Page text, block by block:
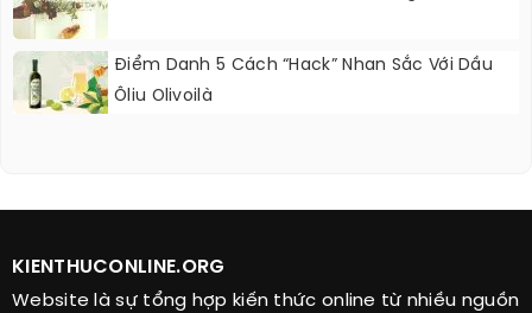
Điểm Danh 5 Cách “hack” Nhan Sắc Với Dầu
Ôliu Olivoilà
KIENTHUCONLINE.ORG
Website là sự tổng hợp kiến thức online từ nhiều nguồn